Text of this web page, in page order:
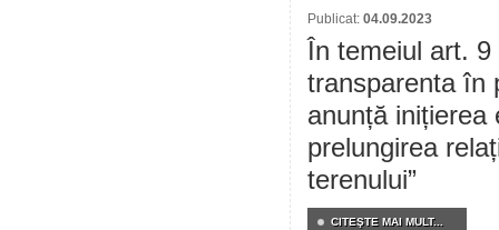
Publicat: 04.09.2023
În temeiul art.
transparenta în
anunță inițierea
prelungirea
terenului”
CITEŞTE MAI MULT...